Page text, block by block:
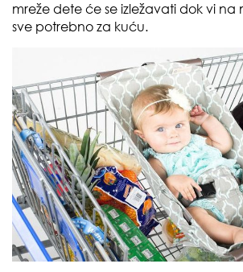
mreže dete će se izležavati dok vi na
sve potrebno za kuću.